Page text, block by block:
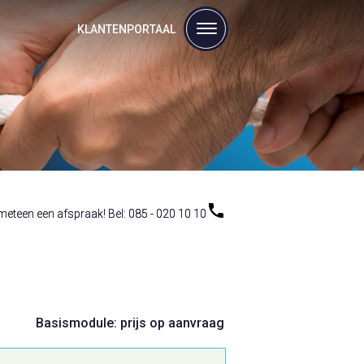
KLANTENPORTAAL
een afspraak! Bel: 085 - 020 10 10
een afspraak! Bel: 085 - 020 10 10
Basismodule: prijs op aanvraag